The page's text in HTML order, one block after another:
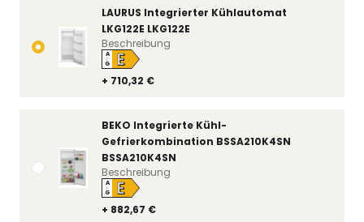
LAURUS Integrierter Kühlautomat
LKG122E LKG122E
+ 710,32 €
A
↑
G E
Beschreibung
BEKO Integrierte Kühl-
Gefrierkombination BSSA210K4SN
BSSA210K4SN
+ 882,67 €
A
↑
G E
Beschreibung